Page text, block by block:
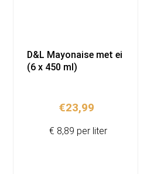
D&L Mayonaise met ei
(6 x 450 ml)
€23,99
€ 8,89 per liter